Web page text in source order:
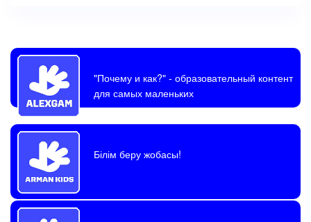
"Почему и как?"- образовательный контент
для самых маленьких
Білім беру жобасы!